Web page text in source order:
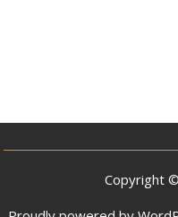
Copyright